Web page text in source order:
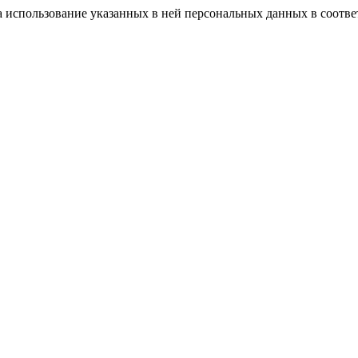
указанных в ней персональных данных в